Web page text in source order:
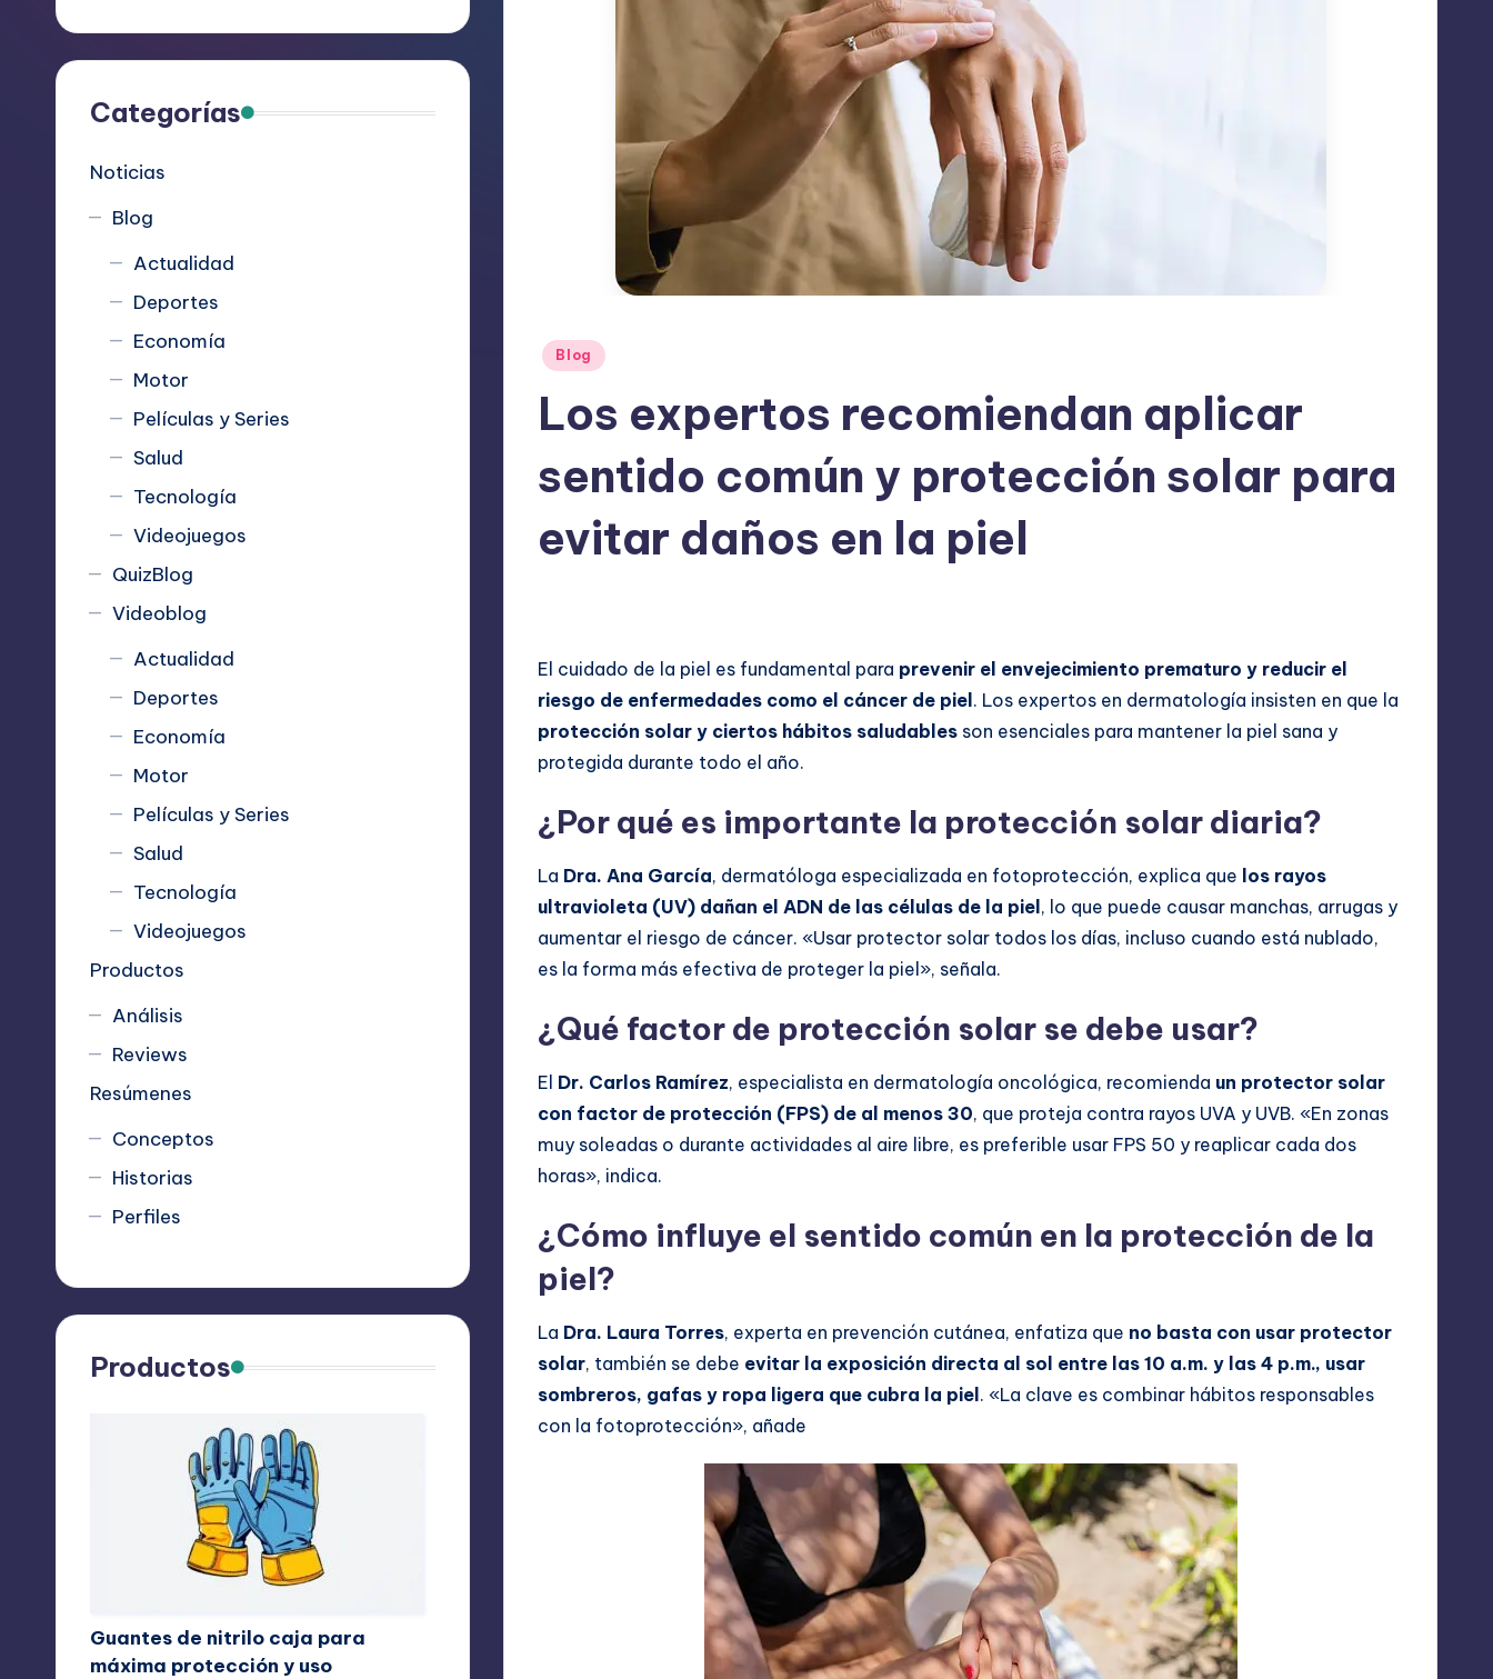
R
e
Publicado
Blog
Los expertos recomiendan aplicar
sentido común y protección solar para
evitar daños en la piel
El cuidado de la piel es fundamental para prevenir el envejecimiento prematuro y reducir el
riesgo de enfermedades como el cáncer de piel . Los expertos en dermatología insisten en que la
protección solar y ciertos hábitos saludables son esenciales para mantener la piel sana y
protegida durante todo el año.
¿Por qué es importante la protección solar diaria?
La Dra. Ana García, dermatóloga especializada en fotoprotección, explica que los rayos
ultravioleta (UV) dañan el ADN de las células de la piel , lo que puede causar manchas, arrugas y
aumentar el riesgo de cáncer. «Usar protector solar todos los días, incluso cuando está nublado,
es la forma más efectiva de proteger la piel», señala.
¿Qué factor de protección solar se debe usar?
El Dr. Carlos Ramírez, especialista en dermatología oncológica, recomienda un protector solar
con factor de protección (FPS) de al menos 30, que proteja contra rayos UVA y UVB. «En zonas
muy soleadas o durante actividades al aire libre, es preferible usar FPS 50 y reaplicar cada dos
horas», indica.
¿Cómo influye el sentido común en la protección de la
piel?
La Dra. Laura Torres, experta en prevención cutánea, enfatiza que no basta con usar protector
solar, también se debe evitar la exposición directa al sol entre las 10 a.m. y las 4 p.m., usar
sombreros, gafas y ropa ligera que cubra la piel . «La clave es combinar hábitos responsables
con la fotoprotección», añade
Categorías
Noticias
Blog
Actualidad
Deportes
Economía
Motor
Películas y Series
Salud
Tecnología
Videojuegos
QuizBlog
Videoblog
Actualidad
Deportes
Economía
Motor
Películas y Series
Salud
Tecnología
Videojuegos
Productos
Análisis
Reviews
Resúmenes
Conceptos
Historias
Perfiles
Productos
Guantes de nitrilo caja para
máxima protección y uso